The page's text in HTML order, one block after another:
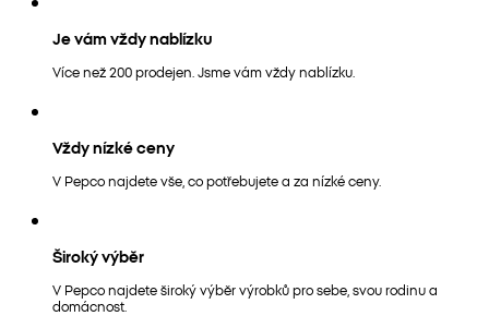
Je vám vždy nablízku
Více než 200 prodejen. Jsme vám vždy nablízku.
Vždy nízké ceny
V Pepco najdete vše, co potřebujete a za nízké ceny.
Široký výběr
V Pepco najdete široký výběr výrobků pro sebe, svou rodinu a
domácnost.